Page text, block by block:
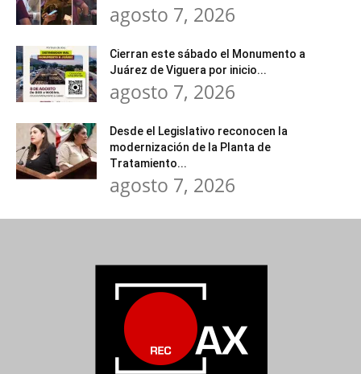
agosto 7, 2026
Cierran este sábado el Monumento a
Juárez de Viguera por inicio...
agosto 7, 2026
Desde el Legislativo reconocen la
modernización de la Planta de
Tratamiento...
agosto 7, 2026